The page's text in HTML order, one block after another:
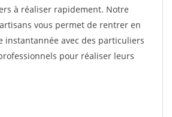
à réaliser rapidement. Notre
vous permet de rentrer en
instantannée avec des particuliers
pour réaliser leurs